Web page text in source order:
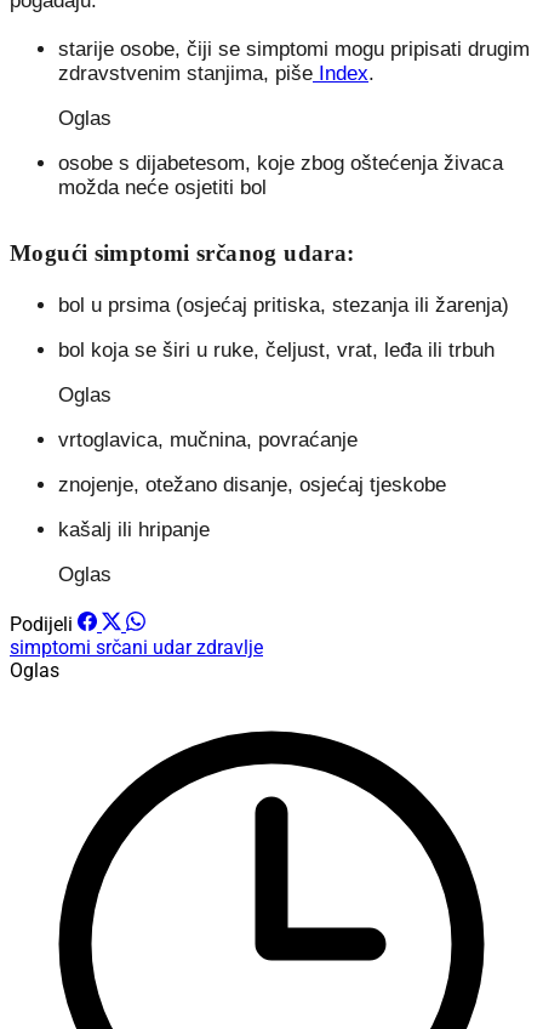
starije osobe, čiji se simptomi mogu pripisati drugim
zdravstvenim stanjima, piše Index.
Oglas
osobe s dijabetesom, koje zbog oštećenja živaca
možda neće osjetiti bol
Mogući simptomi srčanog udara:
bol u prsima (osjećaj pritiska, stezanja ili žarenja)
bol koja se širi u ruke, čeljust, vrat, leđa ili trbuh
Oglas
vrtoglavica, mučnina, povraćanje
znojenje, otežano disanje, osjećaj tjeskobe
kašalj ili hripanje
Oglas
Podijeli
simptomi srčani udarzdravlje
Oglas